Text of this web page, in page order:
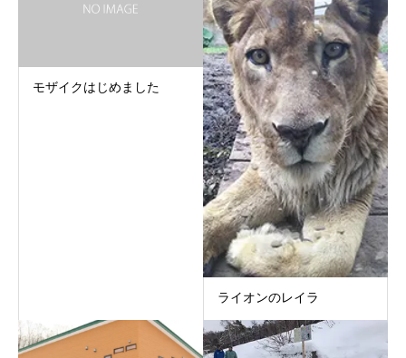
モザイクはじめました
ライオンのレイラ